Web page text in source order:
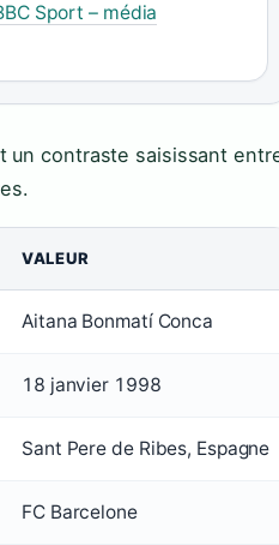
Sport – média
un contraste saisissant
VALEUR
Aitana Bonmatí Conca
18 janvier 1998
Sant Pere de Ribes, Espagne
FC Barcelone